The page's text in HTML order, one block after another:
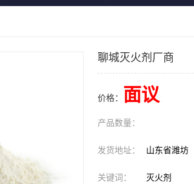
聊城灭火剂厂商
价格： 面议
产品数量：
发货地址： 山东省潍坊
关键词： 灭火剂